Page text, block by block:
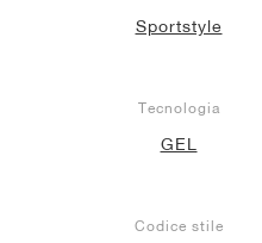
Sportstyle
Tecnologia
GEL
Codice stile